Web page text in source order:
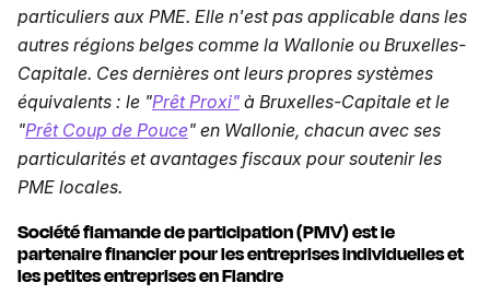
particuliers aux PME. Elle n'est pas applicable dans les
autres régions belges comme la Wallonie ou Bruxelles-
Capitale. Ces dernières ont leurs propres systèmes
équivalents : le "Prêt Proxi" à Bruxelles-Capitale et le
"Prêt Coup de Pouce" en Wallonie, chacun avec ses
particularités et avantages fiscaux pour soutenir les
PME locales.
Société flamande de participation (PMV) est le
partenaire financier pour les entreprises individuelles et
les petites entreprises en Flandre